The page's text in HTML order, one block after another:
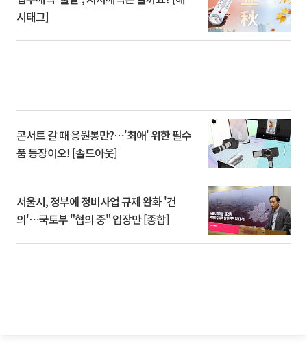
시태그]
콘서트 갈 때 응원봉만?⋯'최애' 위한 필수
품 등장이오! [솔드아웃]
서울시, 정부에 정비사업 규제 완화 '건
의'⋯국토부 "협의 중" 입장만 [종합]